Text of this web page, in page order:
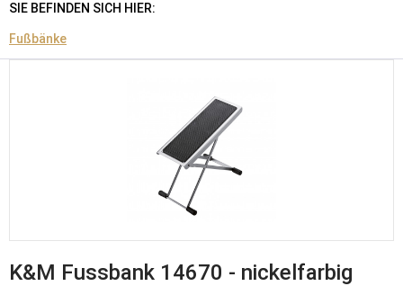
SIE BEFINDEN SICH HIER:
Fußbänke
K&M Fussbank 14670 - nickelfarbig